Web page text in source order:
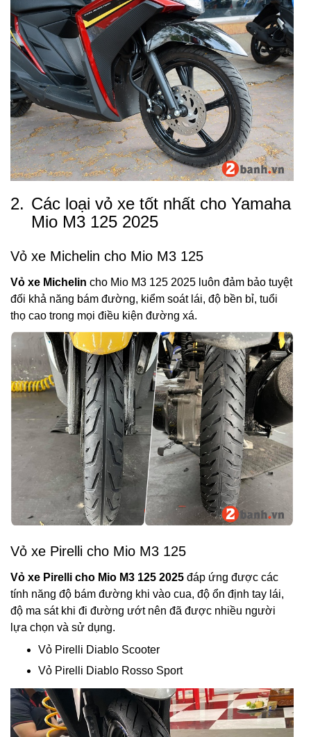
2. Các loại vỏ xe tốt nhất cho Yamaha
Mio M3 125 2025
Vỏ xe Michelin cho Mio M3 125
Vỏ xe Michelin cho Mio M3 125 2025 luôn đảm bảo tuyệt
đối khả năng bám đường, kiểm soát lái, độ bền bỉ, tuổi
thọ cao trong mọi điều kiện đường xá.
Vỏ xe Pirelli cho Mio M3 125
Vỏ xe Pirelli cho Mio M3 125 2025 đáp ứng được các
tính năng độ bám đường khi vào cua, độ ổn định tay lái,
độ ma sát khi đi đường ướt nên đã được nhiều người
lựa chọn và sử dụng.
Vỏ Pirelli Diablo Scooter
Vỏ Pirelli Diablo Rosso Sport